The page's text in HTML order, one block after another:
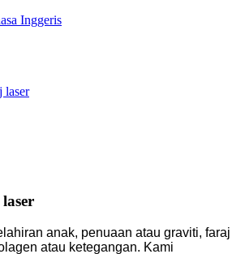
Inggeris
laser
anak, penuaan atau graviti, faraj
atau ketegangan. Kami